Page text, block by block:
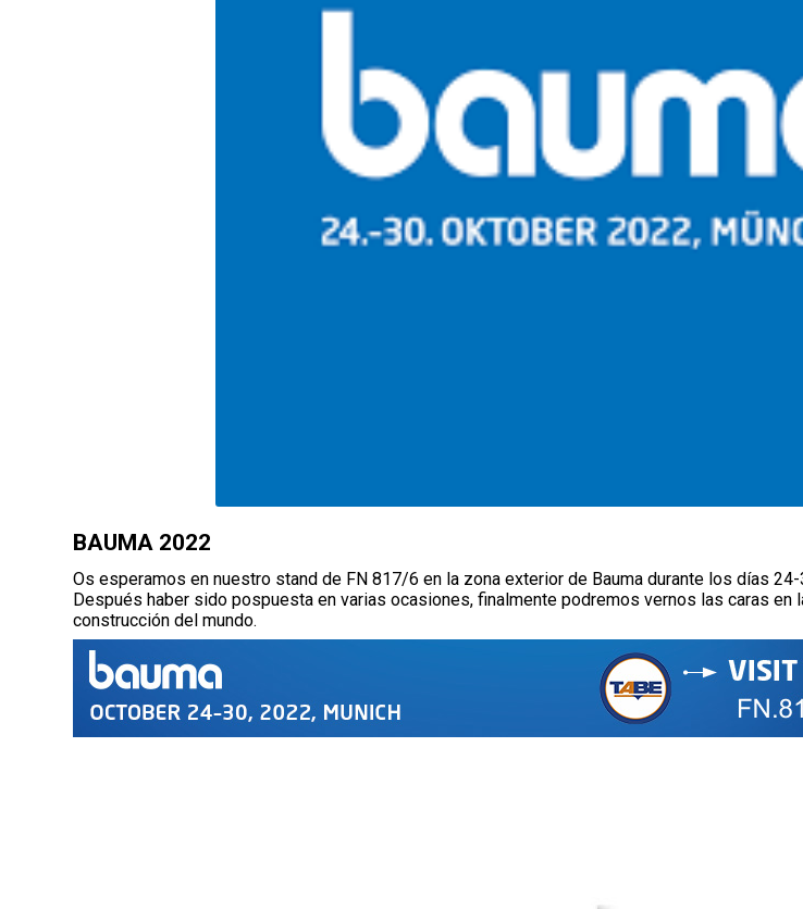
BAUMA 2022
Os esperamos en nuestro stand de FN 817/6 en la zona exterior de Bauma durante los días
Después haber sido pospuesta en varias ocasiones, finalmente podremos vernos las caras en
construcción del mundo.